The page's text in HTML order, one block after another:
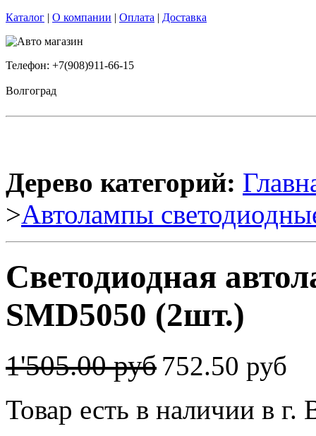
Каталог | О компании | Оплата | Доставка
Телефон: +7(908)911-66-15
Волгоград
Дерево категорий:
>Автолампы
Светодиодная
SMD5050 (2шт.)
1'505.00 руб 752.50 руб
Товар есть в наличии в г.